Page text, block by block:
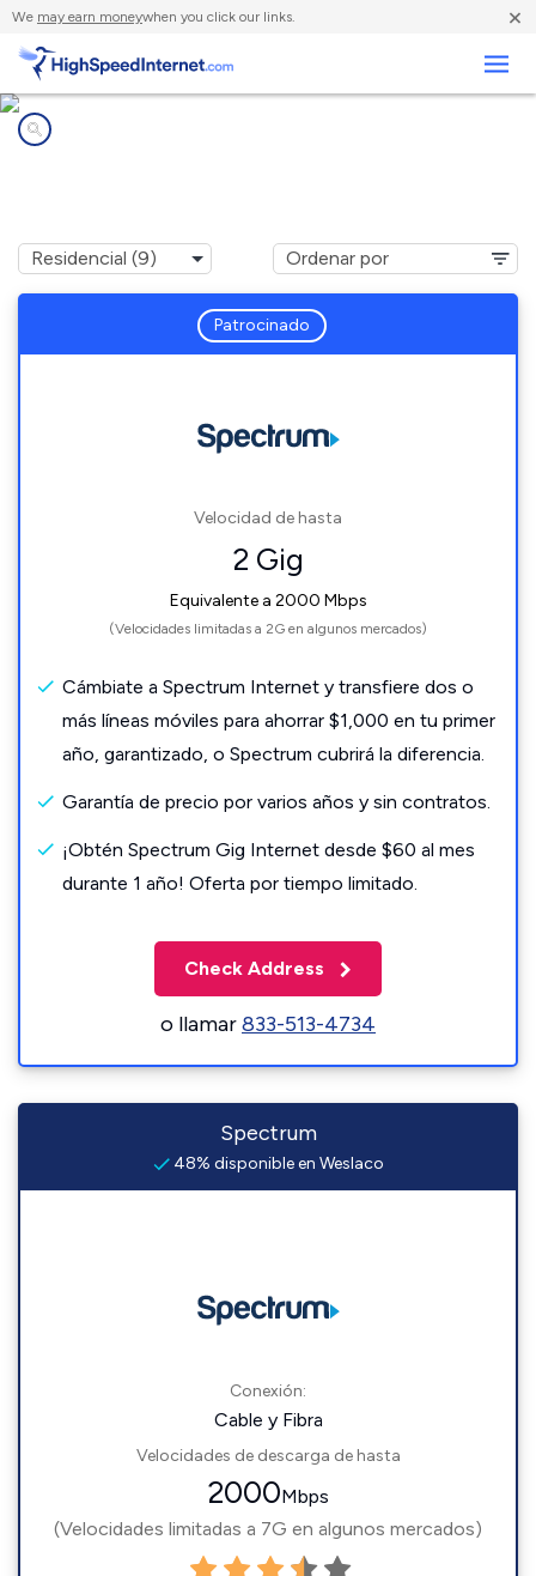
We may earn moneywhen you click our links. ×
Patrocinado
Velocidad de hasta
2 Gig
Equivalente a 2000 Mbps
(Velocidades limitadas a 2G en algunos mercados)
Cámbiate a Spectrum Internet y transfiere dos o
más líneas móviles para ahorrar $1,000 en tu primer
año, garantizado, o Spectrum cubrirá la diferencia.
Garantía de precio por varios años y sin contratos.
¡Obtén Spectrum Gig Internet desde $60 al mes
durante 1 año! Oferta por tiempo limitado.
Check Address
o llamar833-513-4734
Spectrum
48% disponible en Weslaco
Conexión:
Cable y Fibra
Velocidades de descarga de hasta
2000Mbps
(Velocidades limitadas a 7G en algunos mercados)